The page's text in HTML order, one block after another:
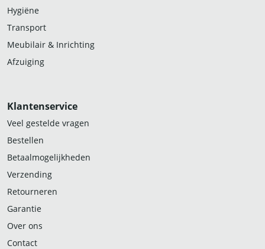
Hygiëne
Transport
Meubilair & Inrichting
Afzuiging
Klantenservice
Veel gestelde vragen
Bestellen
Betaalmogelijkheden
Verzending
Retourneren
Garantie
Over ons
Contact